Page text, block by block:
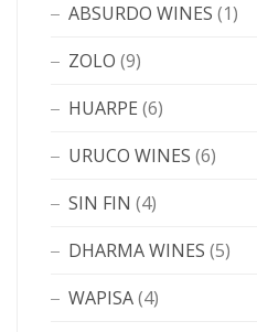
ABSURDO WINES (1)
ZOLO (9)
HUARPE (6)
URUCO WINES (6)
SIN FIN (4)
DHARMA WINES (5)
WAPISA(4)